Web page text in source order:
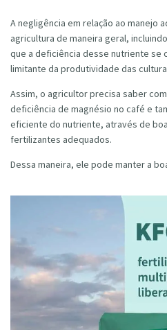
A negligência em relação ao manejo
agricultura de maneira geral,
que a deficiência desse nutriente se
limitante da produtividade das
Assim, o agricultor precisa saber
deficiência de magnésio no café e
eficiente do nutriente, através de
fertilizantes adequados.
Dessa maneira, ele pode manter a